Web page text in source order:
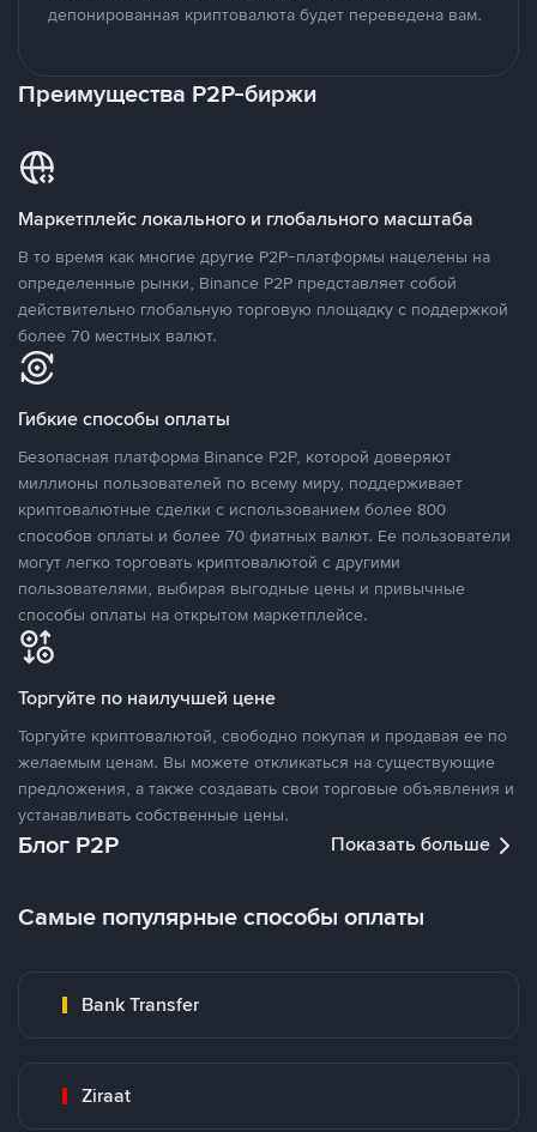
депонированная криптовалюта будет переведена вам.
Преимущества P2P-биржи
Маркетплейс локального и глобального масштаба
В то время как многие другие P2P-платформы нацелены на
определенные рынки, Binance P2P представляет собой
действительно глобальную торговую площадку с поддержкой
более 70 местных валют.
Гибкие способы оплаты
Безопасная платформа Binance P2P, которой доверяют
миллионы пользователей по всему миру, поддерживает
криптовалютные сделки с использованием более 800
способов оплаты и более 70 фиатных валют. Ее пользователи
могут легко торговать криптовалютой с другими
пользователями, выбирая выгодные цены и привычные
способы оплаты на открытом маркетплейсе.
Торгуйте по наилучшей цене
Торгуйте криптовалютой, свободно покупая и продавая ее по
желаемым ценам. Вы можете откликаться на существующие
предложения, а также создавать свои торговые объявления и
устанавливать собственные цены.
Блог P2P Показать больше
Самые популярные способы оплаты
Bank Transfer
Ziraat